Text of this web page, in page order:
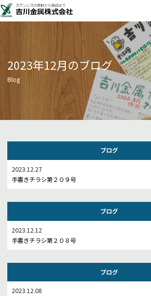
2023年12月のブログ
Blog
ブログ
2023.12.27
手書きチラシ第２０９号
ブログ
2023.12.12
手書きチラシ第２０８号
ブログ
2023.12.08